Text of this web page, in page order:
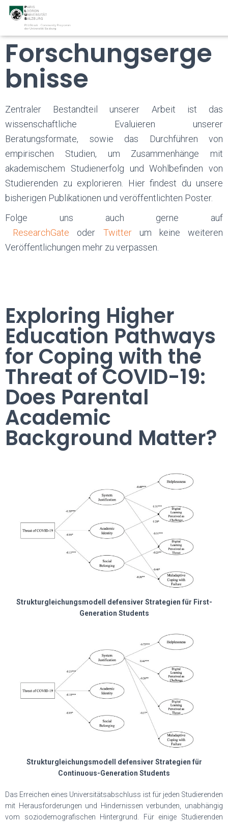
Forschungserge
bnisse
Zentraler Bestandteil unserer Arbeit ist das
wissenschaftliche Evaluieren unserer
Beratungsformate, sowie das Durchführen von
empirischen Studien, um Zusammenhänge mit
akademischem Studienerfolg und Wohlbefinden von
Studierenden zu explorieren. Hier findest du unsere
bisherigen Publikationen und veröffentlichten Poster.
Folge uns auch gerne auf
ResearchGate oder Twitterum keine weiteren
Veröffentlichungen mehr zu verpassen.
Exploring Higher
Education Pathways
for Coping with the
Threat of COVID-19:
Does Parental
Academic
Background Matter?
Strukturgleichungsmodell defensiver Strategien für First-
Generation Students
Strukturgleichungsmodell defensiver Strategien für
Continuous-Generation Students
Das Erreichen eines Universitätsabschluss ist für jeden Studierenden
mit Herausforderungen und Hindernissen verbunden, unabhängig
vom soziodemografischen Hintergrund. Für einige Studierenden